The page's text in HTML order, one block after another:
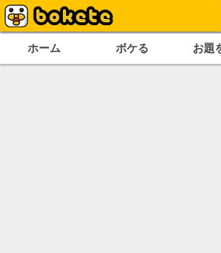
ホーム ボケる お題